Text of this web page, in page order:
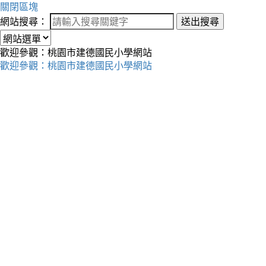
關閉區塊
網站搜尋：
送出搜尋
歡迎參觀：桃園市建德國民小學網站
歡迎參觀：桃園市建德國民小學網站